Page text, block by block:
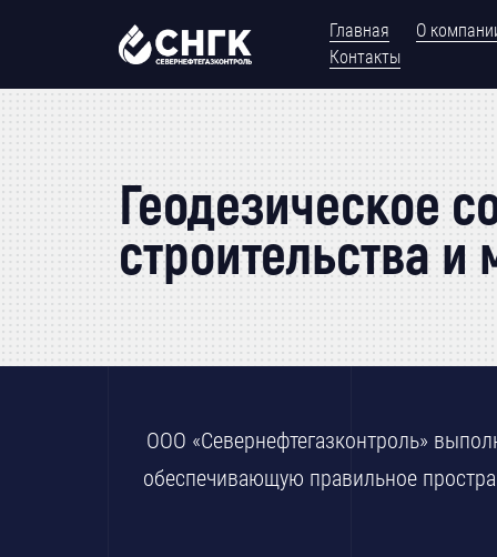
Главная
О
Контакты
Геодезическое
строительства
ООО «Севернефтегазконтроль»
обеспечивающую правильное